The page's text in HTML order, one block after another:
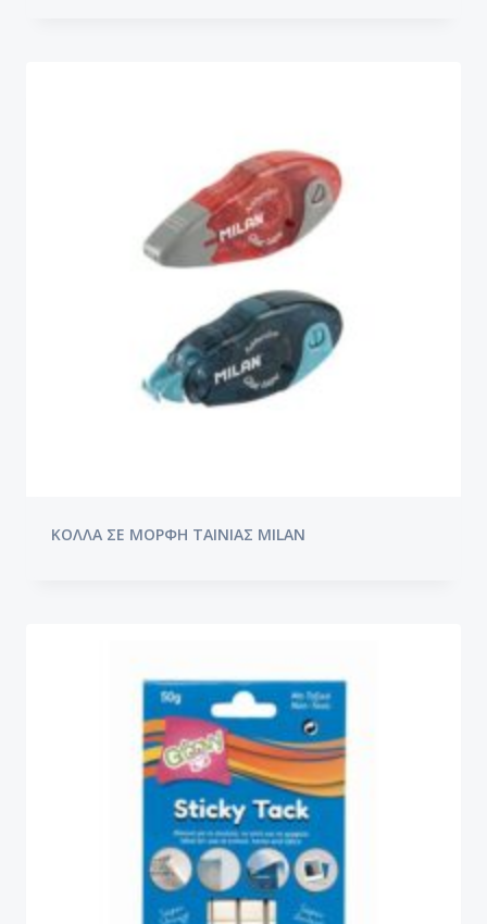
ΚΟΛΛΑ ΣΕ ΜΟΡΦΗ ΤΑΙΝΙΑΣ MILAN